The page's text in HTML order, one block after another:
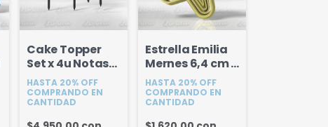
Cake Topper
Set x 4u Notas
Musicales y
Partitura
HASTA 20% OFF
COMPRANDO EN
CANTIDAD
Estrella Emilia
Mernes 6,4 cm -
Modelo 2
HASTA 20% OFF
COMPRANDO EN
CANTIDAD